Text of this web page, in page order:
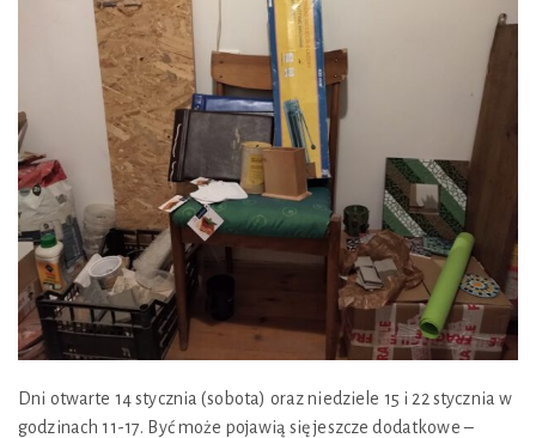
Dni otwarte 14 stycznia (sobota) oraz niedziele 15 i 22 stycznia w
godzinach 11-17. Być może pojawią się jeszcze dodatkowe –